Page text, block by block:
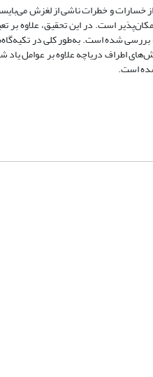
خسارات و خطرات ناشی از لغزش
است. در این تحقیق، علاوه
شده است. به‌طور کلی در
اطراف دریاچه علاوه بر عوامل یاد
است.